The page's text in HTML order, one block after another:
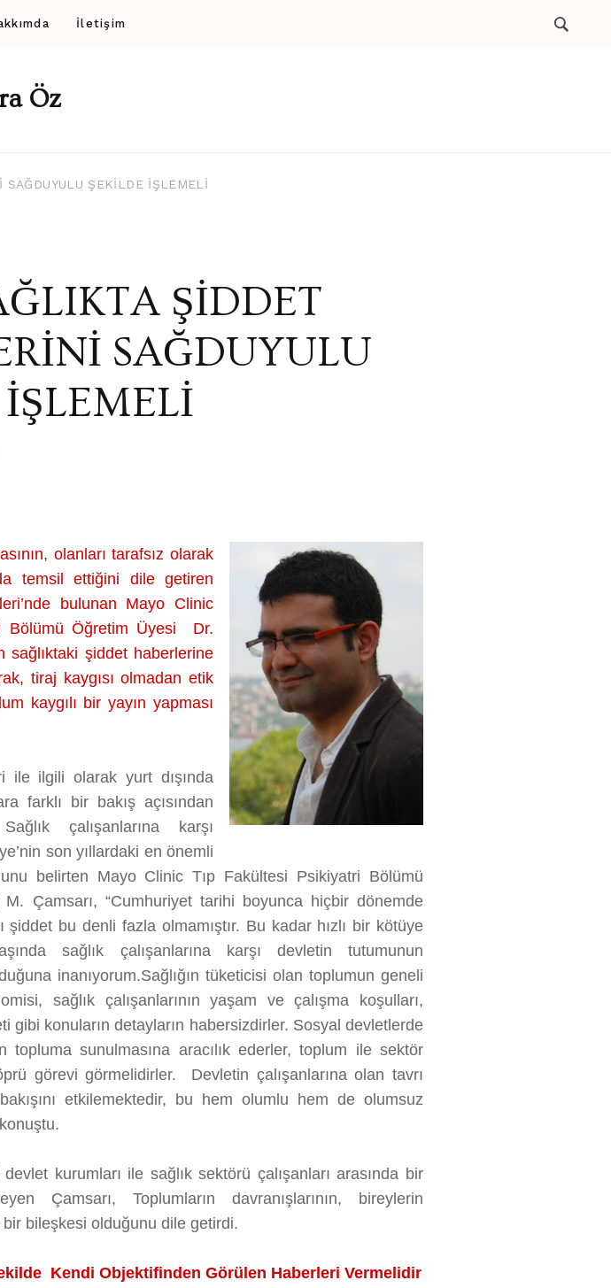
İletişim
Öz
ŞEKİLDE İŞLEMELİ
ŞİDDET
SAĞDUYULU
olanları tarafsız olarak
temsil ettiğini dile getiren
bulunan Mayo Clinic
Bölümü Öğretim Üyesi Dr.
sağlıktaki şiddet haberlerine
tiraj kaygısı olmadan etik
kaygılı bir yayın yapması
ile ilgili olarak yurt dışında
farklı bir bakış açısından
çalışanlarına karşı
son yıllardaki en önemli
belirten Mayo Clinic Tıp Fakültesi Psikiyatri Bölümü
Çamsarı, “Cumhuriyet tarihi boyunca hiçbir dönemde
şiddet bu denli fazla olmamıştır. Bu kadar hızlı bir kötüye
sağlık çalışanlarına karşı devletin tutumunun
inanıyorum.Sağlığın tüketicisi olan toplumun geneli
sağlık çalışanlarının yaşam ve çalışma koşulları,
gibi konuların detayların habersizdirler. Sosyal devletlerde
topluma sunulmasına aracılık ederler, toplum ile sektör
görevi görmelidirler. Devletin çalışanlarına olan tavrı
etkilemektedir, bu hem olumlu hem de olumsuz
kurumları ile sağlık sektörü çalışanları arasında bir
Çamsarı, Toplumların davranışlarının, bireylerin
bir bileşkesi olduğunu dile getirdi.
Kendi Objektifinden Görülen Haberleri Vermelidir